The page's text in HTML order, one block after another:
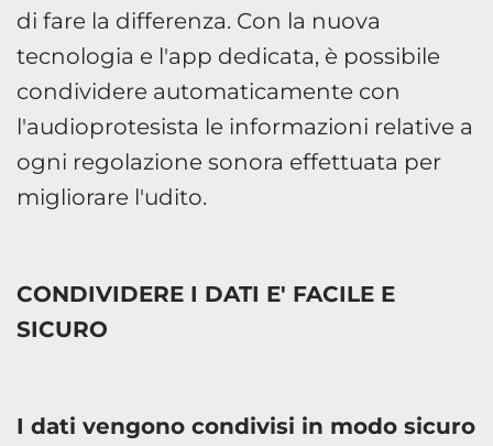
di fare la differenza. Con la nuova
tecnologia e l'app dedicata, è possibile
condividere automaticamente con
l'audioprotesista le informazioni relative a
ogni regolazione sonora effettuata per
migliorare l'udito.
CONDIVIDERE I DATI E' FACILE E
SICURO
I dati vengono condivisi in modo sicuro